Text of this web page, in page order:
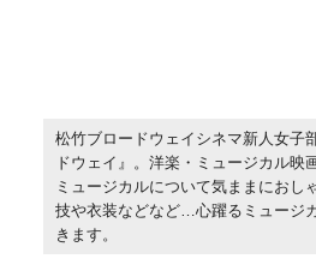
松竹ブロードウェイシネマ新人女子
ドウェイ』。洋楽・ミュージカル映
ミュージカルについて気ままにおし
技や衣装などなど…心躍るミュージ
きます。